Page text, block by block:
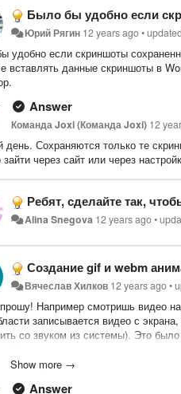
Было бы удобно если скриншоты
Юрий Рягин 12 years ago•
удобно если скриншоты
вставлять данные скриншоты в
Answer
Команда Joxi (Команда Joxi) 12
день. Сохраняются только те
через сайт или через
Ребят, сделайте так, чтобы можно было сделать скриншот
Alina Snegova 12 years ago•
Создание gif и webm
Вячеслав Хилков 12 years ago•
Например смотришь видео
записывается видео с
со звуком из системы). Это
Show more →
Answer